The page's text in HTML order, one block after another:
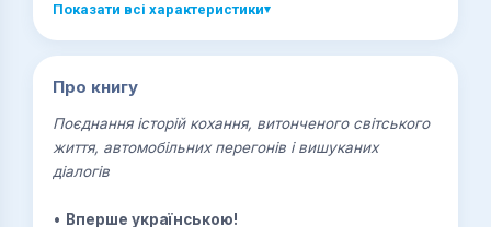
Показати всі характеристики▾
Про книгу
Поєднання історій кохання, витонченого світського
життя, автомобільних перегонів і вишуканих
діалогів
• Вперше українською!